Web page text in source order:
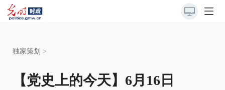
独家策划 >
【党史上的今天】6月16日